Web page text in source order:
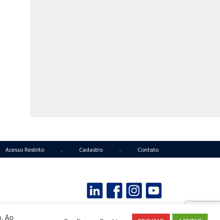
Acesso Restrito . Cadastro . Contato
Todos os direitos reservados.
Ao